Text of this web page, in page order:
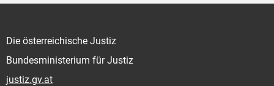
Die österreichische Justiz
Bundesministerium für Justiz
justiz.gv.at